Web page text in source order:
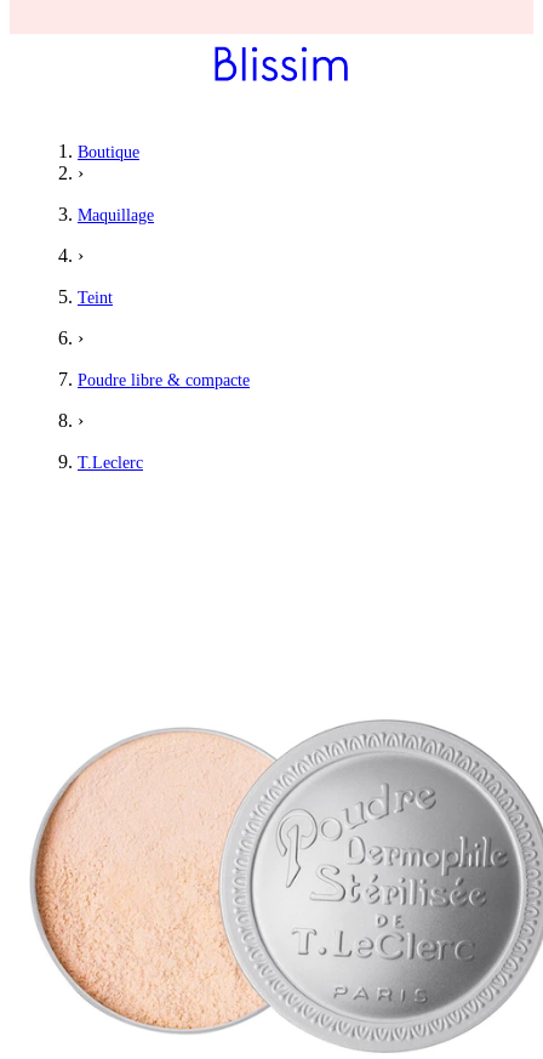
Boutique
›
Maquillage
›
Teint
›
Poudre libre & compacte
›
T.Leclerc